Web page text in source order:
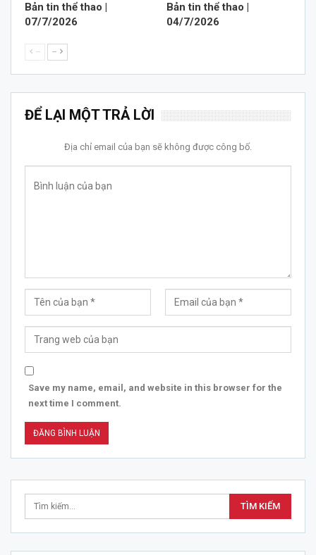
Bản tin thể thao |
07/7/2026
Bản tin thể thao |
04/7/2026
-- --
ĐỂ LẠI MỘT TRẢ LỜI
Địa chỉ email của bạn sẽ không được công bố.
Save my name, email, and website in this browser for the
next time I comment.